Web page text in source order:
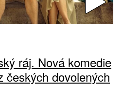
ráj. Nová komedie
českých dovolených